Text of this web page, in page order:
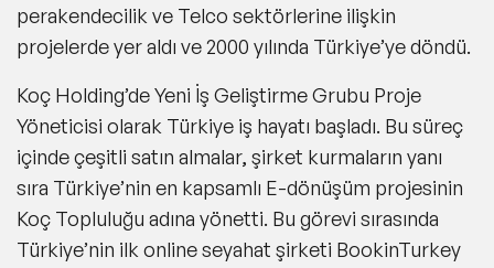
perakendecilik ve Telco sektörlerine ilişkin
projelerde yer aldı ve 2000 yılında Türkiye’ye döndü.
Koç Holding’de Yeni İş Geliştirme Grubu Proje
Yöneticisi olarak Türkiye iş hayatı başladı. Bu süreç
içinde çeşitli satın almalar, şirket kurmaların yanı
sıra Türkiye’nin en kapsamlı E-dönüşüm projesinin
Koç Topluluğu adına yönetti. Bu görevi sırasında
Türkiye’nin ilk online seyahat şirketi BookinTurkey